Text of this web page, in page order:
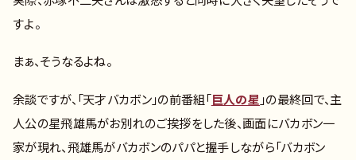
すよ。
まぁ、そうなるよね。
余談ですが、「天才バカボン」の前番組「巨人の星 」の最終回で、主
人公の星飛雄馬がお別れのご挨拶をした後、画面にバカボン一
家が現れ、飛雄馬がバカボンのパパと握手しながら「バカボン